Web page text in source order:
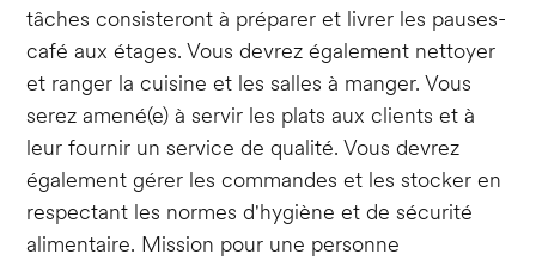
tâches consisteront à préparer et livrer les pauses-
café aux étages. Vous devrez également nettoyer
et ranger la cuisine et les salles à manger. Vous
serez amené(e) à servir les plats aux clients et à
leur fournir un service de qualité. Vous devrez
également gérer les commandes et les stocker en
respectant les normes d'hygiène et de sécurité
alimentaire. Mission pour une personne